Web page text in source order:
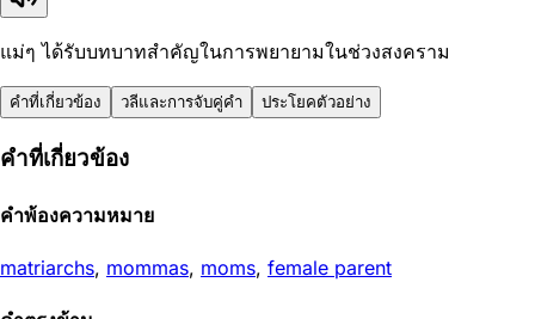
แม่ๆ ได้รับบทบาทสำคัญในการพยายามในช่วงสงคราม
คำที่เกี่ยวข้อง วลีและการจับคู่คำ ประโยคตัวอย่าง
คำที่เกี่ยวข้อง
คำพ้องความหมาย
matriarchs, mommas, moms, female parent